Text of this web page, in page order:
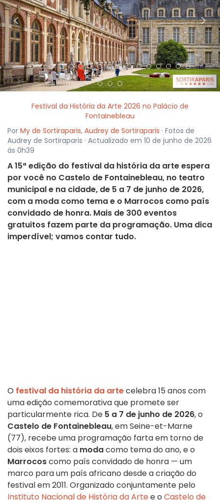
< >
Festival da História da Arte 2026 no Palácio de
Fontainebleau
Por My de Sortiraparis, Audrey de Sortiraparis · Fotos de
Audrey de Sortiraparis · Actualizado em 10 de junho de 2026
às 0h39
A 15ª edição do festival da história da arte espera
por você no Castelo de Fontainebleau, no teatro
municipal e na cidade, de 5 a 7 de junho de 2026,
com a moda como tema e o Marrocos como país
convidado de honra. Mais de 300 eventos
gratuitos fazem parte da programação. Uma dica
imperdível; vamos contar tudo.
O festival da história da artecelebra 15 anos com
uma edição comemorativa que promete ser
particularmente rica. De 5 a 7 de junho de 2026, o
Castelo de Fontainebleau, em Seine-et-Marne
(77), recebe uma programação farta em torno de
dois eixos fortes: a modacomo tema do ano, e o
Marrocoscomo país convidado de honra — um
marco para um país africano desde a criação do
festival em 2011. Organizado conjuntamente pelo
Instituto Nacional de História da Artee o Castelo de